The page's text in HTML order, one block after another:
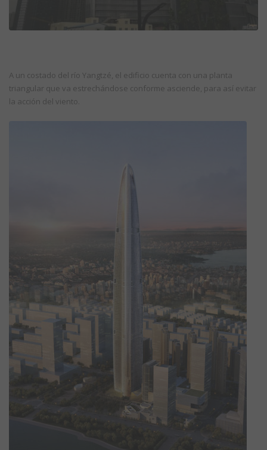
A un costado del río Yangtzé, el edificio cuenta con una planta
triangular que va estrechándose conforme asciende, para así evitar
la acción del viento.